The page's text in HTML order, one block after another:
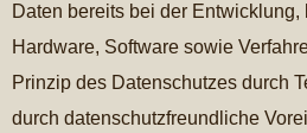
Daten bereits bei der Entwicklung,
Hardware, Software sowie
Prinzip des Datenschutzes durch
durch datenschutzfreundliche